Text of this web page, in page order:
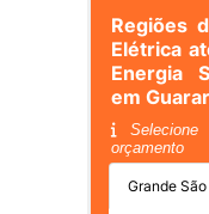
Regiões
Elétrica
Energia
em
orçamento
Grande